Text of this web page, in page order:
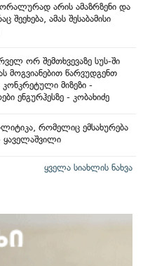
არის ამაზრზენი და
ამას შესაბამისი
ორ შემთხვევაზე სუს-ში
მოგვიანებით წარვუდგენთ
კონკრეტული მიზეზი -
ენგურჰესზე - კობახიძე
რომელიც ემსახურება
ყაველაშვილი
ყველა სიახლის ნახვა